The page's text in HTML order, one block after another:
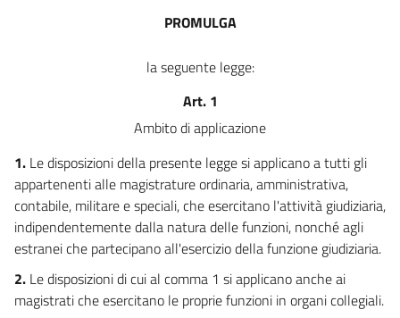
PROMULGA
la seguente legge:
Art. 1
Ambito di applicazione
1. Le disposizioni della presente legge si applicano a tutti gli
appartenenti alle magistrature ordinaria, amministrativa,
contabile, militare e speciali, che esercitano l'attività giudiziaria,
indipendentemente dalla natura delle funzioni, nonché agli
estranei che partecipano all'esercizio della funzione giudiziaria.
2. Le disposizioni di cui al comma 1 si applicano anche ai
magistrati che esercitano le proprie funzioni in organi collegiali.